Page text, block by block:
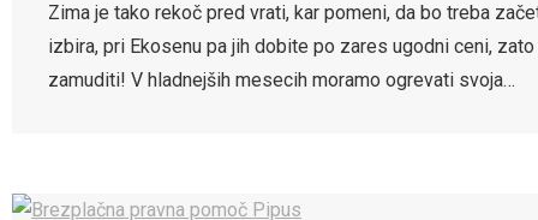
Zima je tako rekoč pred vrati, kar pomeni, da bo treba
izbira, pri Ekosenu pa jih dobite po zares ugodni ceni,
zamuditi! V hladnejših mesecih moramo ogrevati svoja…